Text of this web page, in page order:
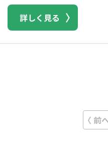
詳しく見る
前